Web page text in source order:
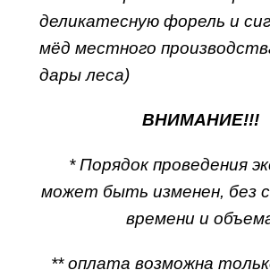
деликатесную форель и
мёд местного
дары леса)
ВНИМАНИЕ!!!
* Порядок проведения
может быть изменен, без
времени и
** оплата возможна